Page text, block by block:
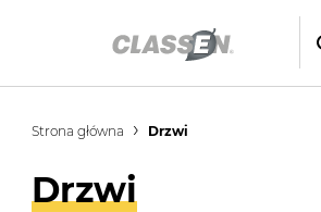
Strona główna Drzwi
Drzwi